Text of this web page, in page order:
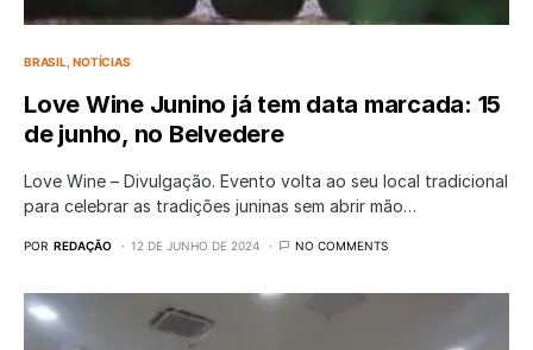
BRASIL NOTÍCIAS
Love Wine Junino já tem data marcada: 15
de junho, no Belvedere
Love Wine – Divulgação. Evento volta ao seu local tradicional
para celebrar as tradições juninas sem abrir mão…
POR REDAÇÃO 12 DE JUNHO DE 2024 NO COMMENTS